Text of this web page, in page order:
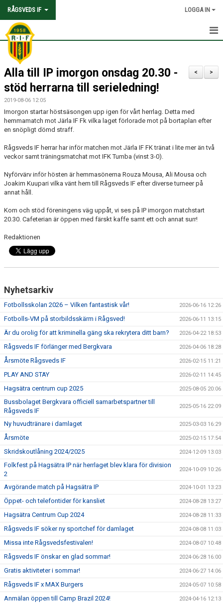
RÅGSVEDS IF LOGGA IN
HEM
KONTAKT
OM FÖRENINGEN
AVGIFTER
TRYGGHET OCH VÄRDEGRUND
KNATTEFOTBOLLSSKOLA
PARTNERSKAP & SPONSRING
SOCIAL HÅLLBARHET
FONDER
>
<
Alla till IP imorgon onsdag 20.30 -
stöd herrarna till serieledning!
2019-08-06 12:05
Imorgon startar höstsäsongen upp igen för vårt herrlag. Detta med
hemmamatch mot Järla IF Fk vilka laget förlorade mot på bortaplan efter
en snöpligt dömd straff.
Rågsveds IF herrar har inför matchen mot Järla IF FK tränat i lite mer än två
veckor samt träningsmatchat mot IFK Tumba (vinst 3-0).
Nyförvärv inför hösten är hemmasönerna Rouza Mousa, Ali Mousa och
Joakim Kuupari vilka vänt hem till Rågsveds IF efter diverse turneer på
annat håll.
Kom och stöd föreningens väg uppåt, vi ses på IP imorgon matchstart
20.30. Cafeterian är öppen med färskt kaffe samt ett och annat surr!
Redaktionen
Nyhetsarkiv
Fotbollsskolan 2026 – Vilken fantastisk vår! 2026-06-16 12:26
Fotbolls-VM på storbildsskärm i Rågsved! 2026-06-11 13:15
Är du orolig för att kriminella gäng ska rekrytera ditt barn? 2026-04-22 18:53
Rågsveds IF förlänger med Bergkvara 2026-04-06 18:28
Årsmöte Rågsveds IF 2026-02-15 11:21
PLAY AND STAY 2026-02-11 14:45
Hagsätra centrum cup 2025 2025-08-05 20:06
Bussbolaget Bergkvara officiell samarbetspartner till
Rågsveds IF
2025-05-16 22:09
Ny huvudtränare i damlaget 2025-03-03 16:29
Årsmöte 2025-02-15 17:54
Skridskoutlåning 2024/2025 2024-12-09 13:03
Folkfest på Hagsätra IP när herrlaget blev klara för division
2
2024-10-09 10:26
Avgörande match på Hagsätra IP 2024-10-01 13:23
Öppet- och telefontider för kansliet 2024-08-28 13:27
Hagsätra Centrum Cup 2024 2024-08-28 11:33
Rågsveds IF söker ny sportchef för damlaget 2024-08-08 11:03
Missa inte Rågsvedsfestivalen! 2024-08-07 10:48
Rågsveds IF önskar en glad sommar! 2024-06-28 16:00
Gratis aktiviteter i sommar! 2024-06-27 14:06
Rågsveds IF x MAX Burgers 2024-05-07 10:58
Anmälan öppen till Camp Brazil 2024! 2024-04-16 12:13